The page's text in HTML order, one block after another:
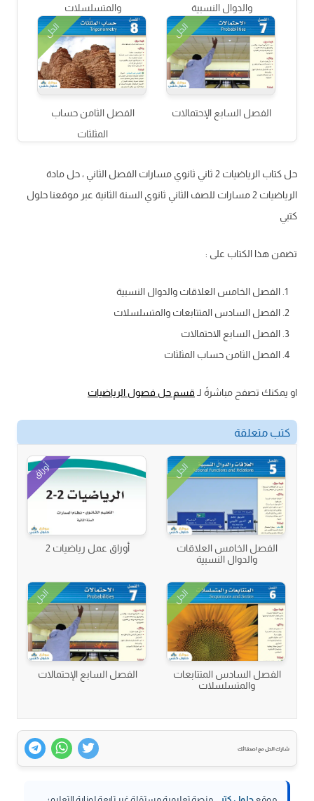
والدوال النسبية
والمتسلسلات
الحل
الفصل السابع الإحتمالات
الحل
الفصل الثامن حساب
المثلثات
حل كتاب الرياضيات 2 ثاني ثانوي مسارات الفصل الثاني ، حل مادة
الرياضيات 2 مسارات للصف الثاني ثانوي السنة الثانية عبر موقعنا حلول
كتبي
تضمن هذا الكتاب على :
الفصل الخامس العلاقات والدوال النسبية
الفصل السادس المتتابعات والمتسلسلات
الفصل السابع الاحتمالات
الفصل الثامن حساب المثلثات
او يمكنك تصفح مباشرةً لـ قسم حل فصول الرياضيات
كتب متعلقة
الحل
الفصل الخامس العلاقات
والدوال النسبية
أوراق
أوراق عمل رياضيات 2
الحل
الفصل السادس المتتابعات
والمتسلسلات
الحل
الفصل السابع الإحتمالات
شارك الحل مع اصدقائك